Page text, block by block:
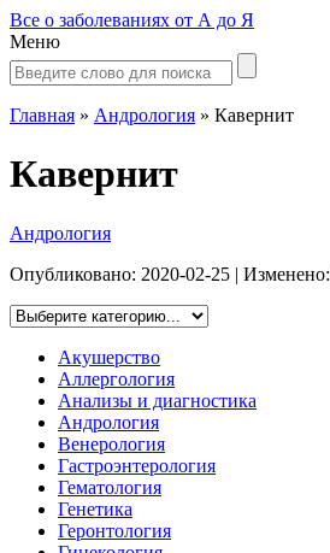
Все о заболеваниях от А до Я
Меню
Главная » Андрология » Кавернит
Кавернит
Андрология
Опубликовано: 2020-02-25 | Изменено:
Акушерство
Аллергология
Анализы и диагностика
Андрология
Венерология
Гастроэнтерология
Гематология
Генетика
Геронтология